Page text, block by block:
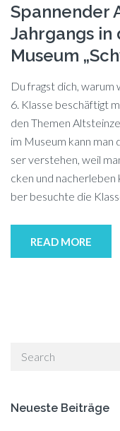
Spannender
Jahrgangs in
Museum
Du fragst dich, war­um
6. Klas­se be­schäf­tigt
den The­men
im Mu­se­um kann
ser ver­ste­hen, weil
cken und
ber be­such­te die
READ MORE
Neueste Beiträge